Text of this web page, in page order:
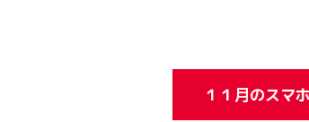
１１月のスマ